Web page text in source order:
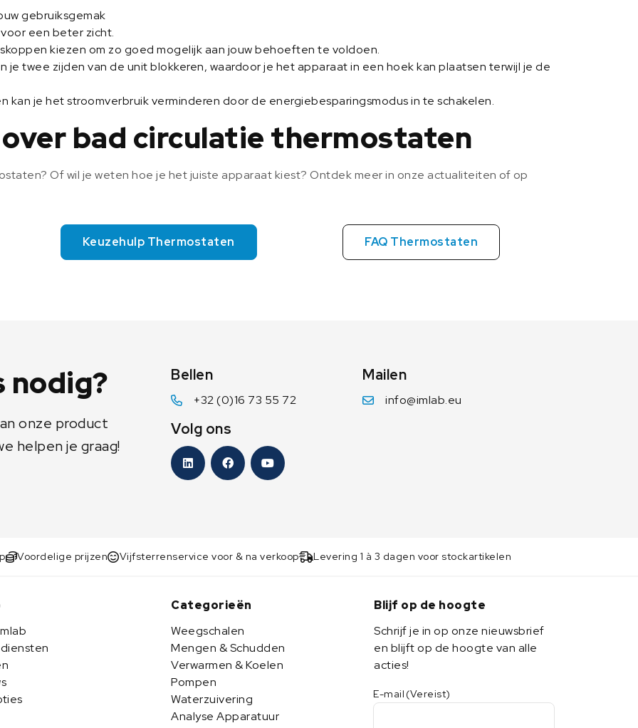
gebruiksgemak
een beter zicht.
kiezen om zo goed mogelijk aan jouw behoeften te voldoen.
je twee zijden van de unit blokkeren, waardoor je het apparaat in een hoek kan plaatsen terwijl je de
kan je het stroomverbruik verminderen door de energiebesparingsmodus in te schakelen.
bad circulatie thermostaten
Of wil je weten hoe je het juiste apparaat kiest? Ontdek meer in onze actualiteiten of op
Keuzehulp Thermostaten FAQ Thermostaten
nodig?
onze product
helpen je graag!
Bellen
+32 (0)16 73 55 72
Mailen
info@imlab.eu
Volg ons
Voordelige prijzen Vijfsterrenservice voor & na verkoop Levering 1 à 3 dagen voor stockartikelen
Categorieën
Weegschalen
Mengen & Schudden
Verwarmen & Koelen
Pompen
Waterzuivering
Analyse Apparatuur
Blijf op de hoogte
Schrijf je in op onze nieuwsbrief
en blijft op de hoogte van alle
acties!
E-mail (Vereist)